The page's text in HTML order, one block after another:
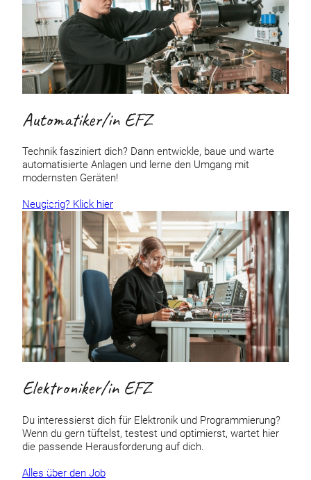
Automatiker/in EFZ
Technik fasziniert dich? Dann entwickle, baue und warte
automatisierte Anlagen und lerne den Umgang mit
modernsten Geräten!
Neugierig? Klick hier
Elektroniker/in EFZ
Du interessierst dich für Elektronik und Programmierung?
Wenn du gern tüftelst, testest und optimierst, wartet hier
die passende Herausforderung auf dich.
Alles über den Job